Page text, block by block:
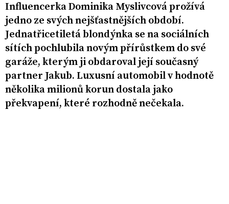
Influencerka Dominika Myslivcová prožívá
jedno ze svých nejšťastnějších období.
Jednatřicetiletá blondýnka se na sociálních
sítích pochlubila novým přírůstkem do své
garáže, kterým ji obdaroval její současný
partner Jakub. Luxusní automobil v hodnotě
několika milionů korun dostala jako
překvapení, které rozhodně nečekala.